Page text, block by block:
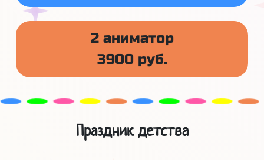
2 аниматор
3900 руб.
Праздник детства